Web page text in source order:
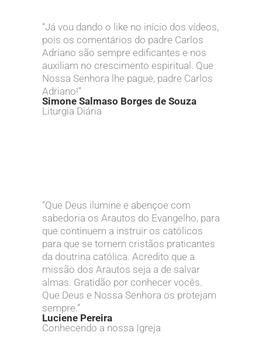
“Já vou dando o like no início dos vídeos,
pois os comentários do padre Carlos
Adriano são sempre edificantes e nos
auxiliam no crescimento espiritual. Que
Nossa Senhora lhe pague, padre Carlos
Adriano!”
Simone Salmaso Borges de Souza
Liturgia Diária
“Que Deus ilumine e abençoe com
sabedoria os Arautos do Evangelho, para
que continuem a instruir os católicos
para que se tornem cristãos praticantes
da doutrina católica. Acredito que a
missão dos Arautos seja a de salvar
almas. Gratidão por conhecer vocês.
Que Deus e Nossa Senhora os protejam
sempre.”
Luciene Pereira
Conhecendo a nossa Igreja